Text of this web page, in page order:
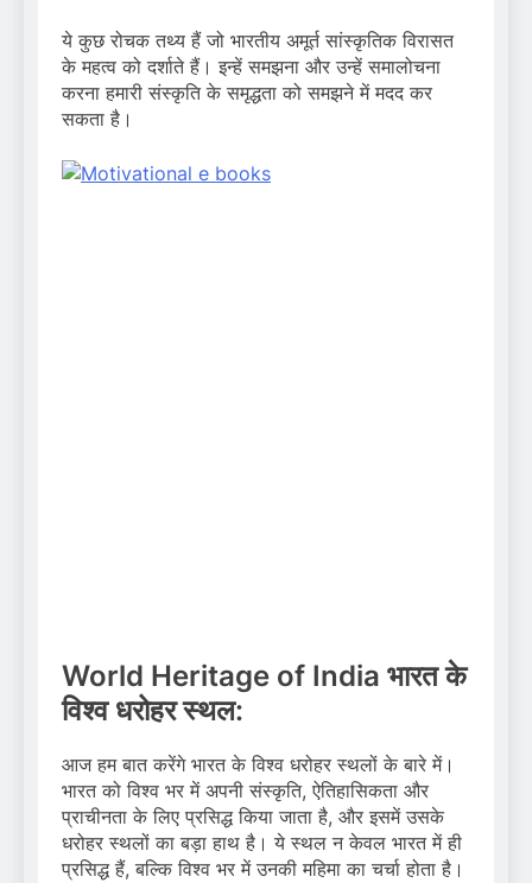
ये कुछ रोचक तथ्य हैं जो भारतीय अमूर्त सांस्कृतिक विरासत
के महत्व को दर्शाते हैं। इन्हें समझना और उन्हें समालोचना
करना हमारी संस्कृति के समृद्धता को समझने में मदद कर
सकता है।
World Heritage of India भारत के
विश्व धरोहर स्थल:
आज हम बात करेंगे भारत के विश्व धरोहर स्थलों के बारे में।
भारत को विश्व भर में अपनी संस्कृति, ऐतिहासिकता और
प्राचीनता के लिए प्रसिद्ध किया जाता है, और इसमें उसके
धरोहर स्थलों का बड़ा हाथ है। ये स्थल न केवल भारत में ही
प्रसिद्ध हैं, बल्कि विश्व भर में उनकी महिमा का चर्चा होता है।